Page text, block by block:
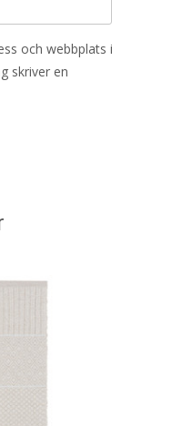
och webbplats i
skriver en